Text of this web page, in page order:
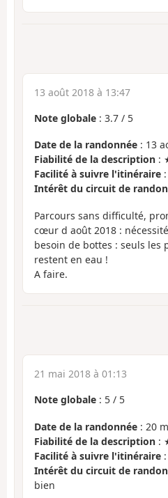
13 août 2018 à 13:47
Note globale : 3.7 / 5
Date de la randonnée : 13
Fiabilité de la description :
Facilité à suivre l'itinéraire
Intérêt du circuit de
Parcours sans difficulté,
cœur d août 2018 :
besoin de bottes : seuls les
restent en eau !
A faire.
21 mai 2018 à 01:13
Note globale : 5 / 5
Date de la randonnée : 20
Fiabilité de la description :
Facilité à suivre l'itinéraire
Intérêt du circuit de
bien